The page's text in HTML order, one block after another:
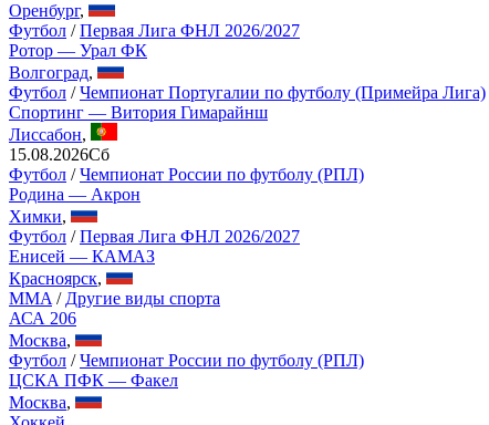
Оренбург,
Футбол /Первая Лига ФНЛ 2026/2027
Ротор — Урал ФК
Волгоград,
Футбол /Чемпионат Португалии по футболу (Примейра Лига)
Спортинг — Витория Гимарайнш
Лиссабон,
15.08.2026Сб
Футбол /Чемпионат России по футболу (РПЛ)
Родина — Акрон
Химки,
Футбол /Первая Лига ФНЛ 2026/2027
Енисей — КАМАЗ
Красноярск,
MMA / Другие виды спорта
АСА 206
Москва,
Футбол /Чемпионат России по футболу (РПЛ)
ЦСКА ПФК — Факел
Москва,